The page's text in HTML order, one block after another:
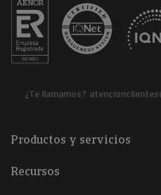
¿Te llamamos?
Productos y servicios
Recursos